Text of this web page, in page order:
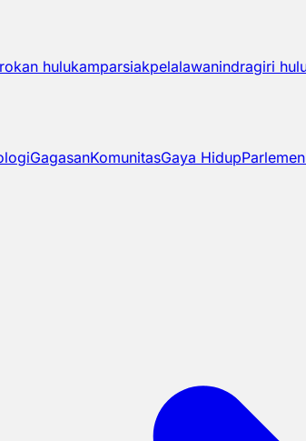
rokan hulukamparsiakpelalawanindragiri
GagasanKomunitasGaya HidupParlemen